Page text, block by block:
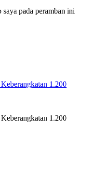
pada peramban ini
1.200
1.200